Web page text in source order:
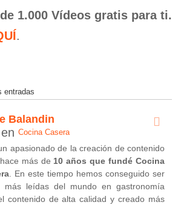
1.000 Vídeos gratis para ti.
.
entradas
Balandin
en Cocina Casera
apasionado de la creación de contenido
más de 10 años que fundé Cocina
. En este tiempo hemos conseguido ser
leídas del mundo en gastronomía
contenido de alta calidad y creado más